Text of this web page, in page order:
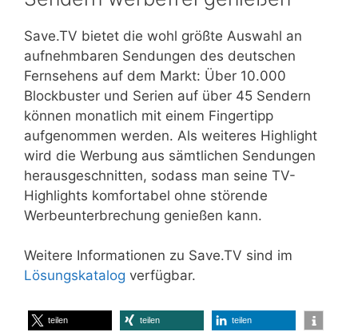
Save.TV bietet die wohl größte Auswahl an
aufnehmbaren Sendungen des deutschen
Fernsehens auf dem Markt: Über 10.000
Blockbuster und Serien auf über 45 Sendern
können monatlich mit einem Fingertipp
aufgenommen werden. Als weiteres Highlight
wird die Werbung aus sämtlichen Sendungen
herausgeschnitten, sodass man seine TV-
Highlights komfortabel ohne störende
Werbeunterbrechung genießen kann.
Weitere Informationen zu Save.TV sind im
Lösungskatalog verfügbar.
teilen teilen teilen